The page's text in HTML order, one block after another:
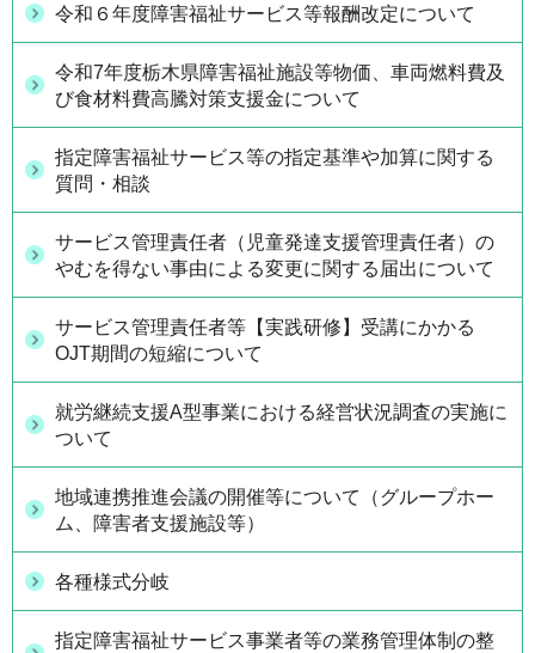
令和６年度障害福祉サービス等報酬改定について
令和7年度栃木県障害福祉施設等物価、車両燃料費及
び食材料費高騰対策支援金について
指定障害福祉サービス等の指定基準や加算に関する
質問・相談
サービス管理責任者（児童発達支援管理責任者）の
やむを得ない事由による変更に関する届出について
サービス管理責任者等【実践研修】受講にかかる
OJT期間の短縮について
就労継続支援A型事業における経営状況調査の実施に
ついて
地域連携推進会議の開催等について（グループホー
ム、障害者支援施設等）
各種様式分岐
指定障害福祉サービス事業者等の業務管理体制の整